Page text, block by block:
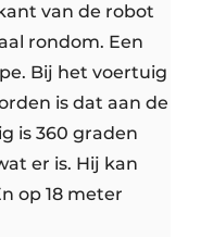
van de robot
rondom. Een
Bij het voertuig
is dat aan de
is 360 graden
er is. Hij kan
op 18 meter